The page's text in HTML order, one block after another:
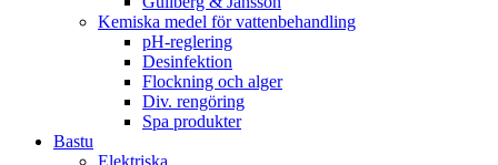
Kemiska medel för vattenbehandling
pH-reglering
Desinfektion
Flockning och alger
Div. rengöring
Spa produkter
Bastu
Elektriska